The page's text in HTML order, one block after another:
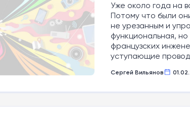
Уже около года на
Потому что были
не урезанным и
функциональная,
французских
уступающие
Сергей Вильянов